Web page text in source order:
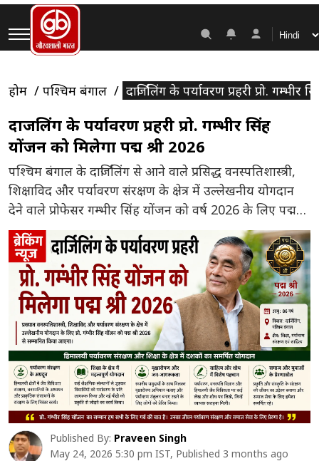
होम पश्चिम बंगाल दार्जिलिंग के पर्यावरण प्रहरी प्रो.
दार्जिलिंग के पर्यावरण प्रहरी प्रो. गम्भीर सिंह
योंजन को मिलेगा पद्म श्री 2026
पश्चिम बंगाल के दार्जिलिंग से आने वाले प्रसिद्ध वनस्पतिशास्त्री,
शिक्षाविद और पर्यावरण संरक्षण के क्षेत्र में उल्लेखनीय योगदान
देने वाले प्रोफेसर गम्भीर सिंह योंजन को वर्ष 2026 के लिए पद्म
श्री सम्मान से सम्मानित किए जाने की घोषणा की गई है। यह
सम्मान उन्हें शिक्षा, पर्यावरण संरक्षण और सामाजिक जागरूकता
के क्षेत्र में दशकों से […]
Published By: Praveen Singh
May 24, 2026 5:30 pm IST, Published 3 months ago